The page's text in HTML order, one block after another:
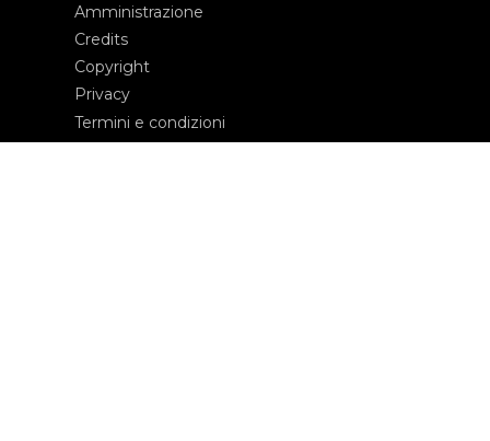
Amministrazione
Credits
Copyright
Privacy
Termini e condizioni